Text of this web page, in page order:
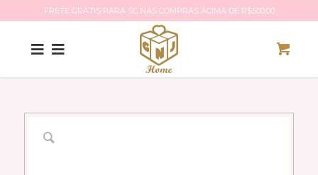
FRETE GRÁTIS PARA SC NAS COMPRAS ACIMA DE R$500,00